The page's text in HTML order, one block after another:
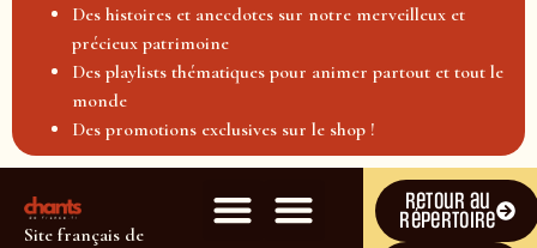
Des histoires et anecdotes sur notre merveilleux et
précieux patrimoine
Des playlists thématiques pour animer partout et tout le
monde
Des promotions exclusives sur le shop !
Site français de
Retour au
répertoire